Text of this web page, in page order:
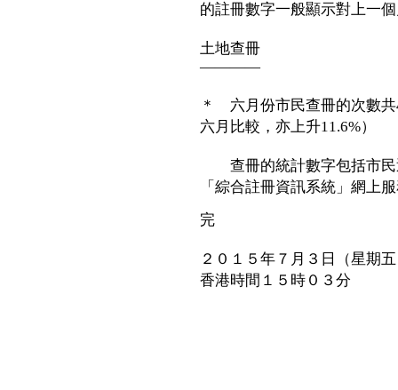
的註冊數字一般顯示對上一
土地查冊
————
＊ 六月份市民查冊的次數共
六月比較，亦上升11.6%）
查冊的統計數字包括市民
「綜合註冊資訊系統」網上
完
２０１５年７月３日（星期
香港時間１５時０３分